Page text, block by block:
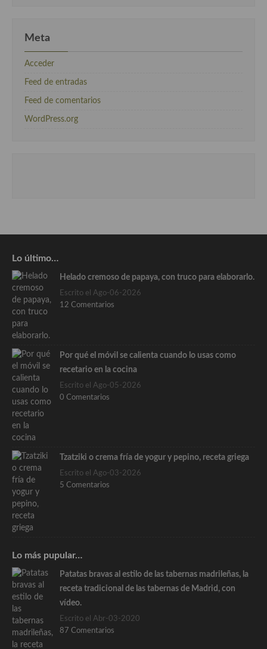
Meta
Acceder
Feed de entradas
Feed de comentarios
WordPress.org
Lo último…
Helado cremoso de papaya, con truco para elaborarlo.
Escrito el Ago-06-2026
12 Comentarios
Por qué el móvil se calienta cuando lo usas como
recetario en la cocina
Escrito el Ago-05-2026
0 Comentarios
Tzatziki o crema fría de yogur y pepino, receta griega
Escrito el Ago-03-2026
5 Comentarios
Lo más pupular…
Patatas bravas al estilo de las tabernas madrileñas, la
receta tradicional de las tabernas de Madrid, con
vídeo.
Escrito el Abr-03-2020
87 Comentarios